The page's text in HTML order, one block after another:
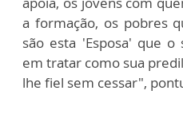
a formação, os pobres
são esta 'Esposa' que
em tratar como sua
lhe fiel sem cessar",